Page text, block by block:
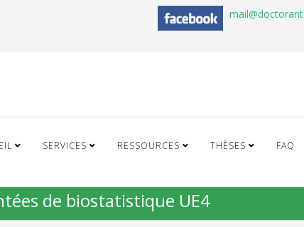
mail@doctorant
SERVICES RESSOURCES THÈSES FAQ
de biostatistique UE4